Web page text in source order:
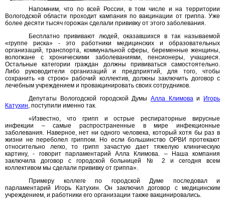
Напомним, что по всей России, в том числе и на территории
Вологодской области проходит кампания по вакцинации от гриппа. Уже
более десяти тысяч горожан сделали прививку от этого заболевания.
Бесплатно прививают людей, оказавшихся в так называемой
«группе риска» - это работники медицинских и образовательных
организаций, транспорта, коммунальной сферы, беременные женщины,
вологжане с хроническими заболеваниями, пенсионеры, учащиеся.
Остальные категории граждан должны прививаться самостоятельно.
Либо руководители организаций и предприятий, для того, чтобы
сохранить «в строю» рабочий коллектив, должны заключить договор с
лечебным учреждением и провакцинировать своих сотрудников.
Депутаты Вологодской городской Думы Алла Климоваи
Игорь
Катухин, поступили именно так.
«Известно, что грипп и острые респираторные вирусные
инфекции – самые распространенные в мире инфекционные
заболевания. Наверное, нет ни одного человека, который хотя бы раз в
жизни не переболел гриппом. Но если большинство ОРВИ протекают
относительно легко, то грипп зачастую дает тяжелую клиническую
картину, - говорит парламентарий Алла Климова. – Наша компания
заключила договор с городской больницей № 2 и сегодня всем
коллективом мы сделали прививку от гриппа».
Примеру коллеге по городской Думе последовал и
парламентарий Игорь Катухин. Он заключил договор с медицинским
учреждением, и работники его организации также вакцинировались.